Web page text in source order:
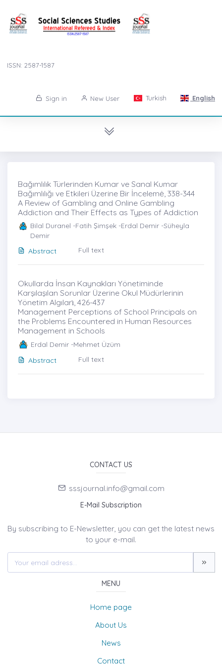
ISSN: 2587-1587
Sign in New User Turkish English
Bağımlılık Türlerinden Kumar ve Sanal Kumar
Bağımlılığı ve Etkileri Üzerine Bir İncelemė, 338-344
A Review of Gambling and Online Gambling
Addiction and Their Effects as Types of Addiction
Bilal Duranel -Fatih Şimşek -Erdal Demir -Süheyla
Demir
Abstract
Full text
Okullarda İnsan Kaynakları Yönetiminde
Karşılaşılan Sorunlar Üzerine Okul Müdürlerinin
Yönetim Algıları̇, 426-437
Management Perceptions of School Principals on
the Problems Encountered in Human Resources
Management in Schools
Erdal Demir -Mehmet Üzüm
Abstract
Full text
CONTACT US
sssjournal.info@gmail.com
E-Mail Subscription
By subscribing to E-Newsletter, you can get the latest news
to your e-mail.
MENU
Home page
About Us
News
Contact